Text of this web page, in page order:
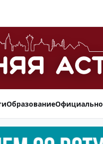
ОбразованиеОфициально